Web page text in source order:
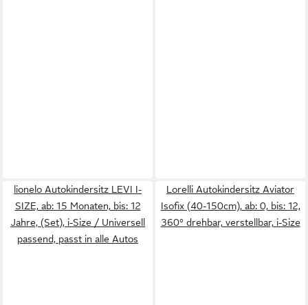
lionelo Autokindersitz LEVI I-
SIZE, ab: 15 Monaten, bis: 12
Jahre, (Set), i-Size / Universell
passend, passt in alle Autos
Lorelli Autokindersitz Aviator
Isofix (40-150cm), ab: 0, bis: 12,
360° drehbar, verstellbar, i-Size